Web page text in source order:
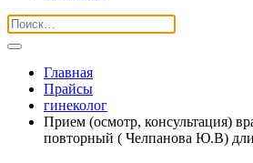
Главная
Прайсы
гинеколог
Прием (осмотр, консультация)
повторный ( Челпанова Ю.В)